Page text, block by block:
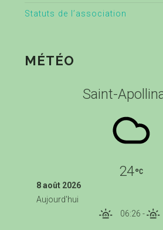
Statuts de l’association
MÉTÉO
Saint-
24
8 août 2026
Aujourd'hui
06:26 -